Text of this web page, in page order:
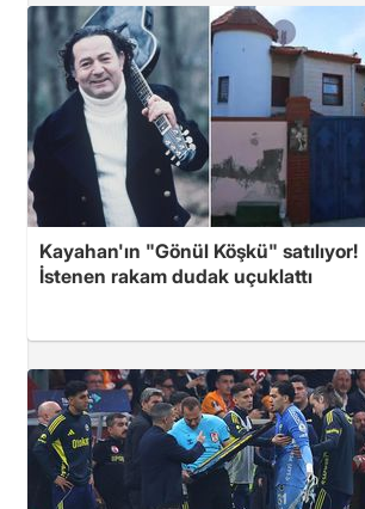
Kayahan'ın "Gönül Köşkü" satılıyor!
İstenen rakam dudak uçuklattı